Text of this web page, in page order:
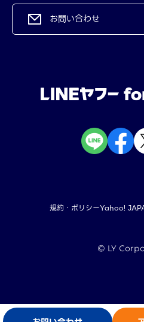
お問い合わせ
規約・ポリシーYahoo!
©︎ LY